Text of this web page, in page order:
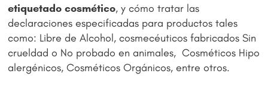
etiquetado cosmético, y cómo tratar las
declaraciones especificadas para productos tales
como: Libre de Alcohol, cosmecéuticos fabricados Sin
crueldad o No probado en animales, Cosméticos Hipo
alergénicos, Cosméticos Orgánicos, entre otros.